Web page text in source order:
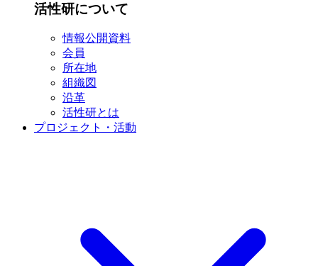
活性研について
情報公開資料
会員
所在地
組織図
沿革
活性研とは
プロジェクト・活動